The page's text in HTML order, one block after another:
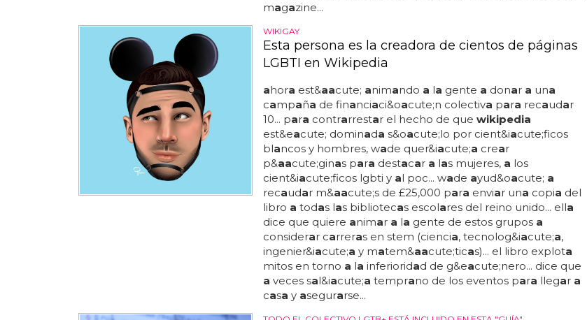
magazine...
WIKIGAY
Esta persona es la creadora de cientos de páginas
LGBTI en Wikipedia
ahora est&aacute; animando a la gente a donar a una
campaña de financiaci&oacute;n colectiva para recaudar
10... para contrarrestar el hecho de que wikipedia
est&eacute; dominada s&oacute;lo por cient&iacute;ficos
blancos y hombres, wade quer&iacute;a crear
p&aacute;ginas para destacar a las mujeres, a los
cient&iacute;ficos lgbti y al poc... wade ayud&oacute; a
recaudar m&aacute;s de £25,000 para enviar una copia del
libro a todas las bibliotecas escolares del reino unido... ella
dice que quiere animar a la gente de estos grupos a
considerar carreras en stem (ciencia, tecnolog&iacute;a,
ingenier&iacute;a y matem&aacute;ticas)... el libro explota
mitos en torno a la inferioridad de g&eacute;nero... dice que
a veces sal&iacute;a temprano de los eventos para llegar a
casa y asegurarse...